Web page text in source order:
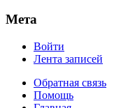
Мета
Войти
Лента записей
Обратная связь
Помощь